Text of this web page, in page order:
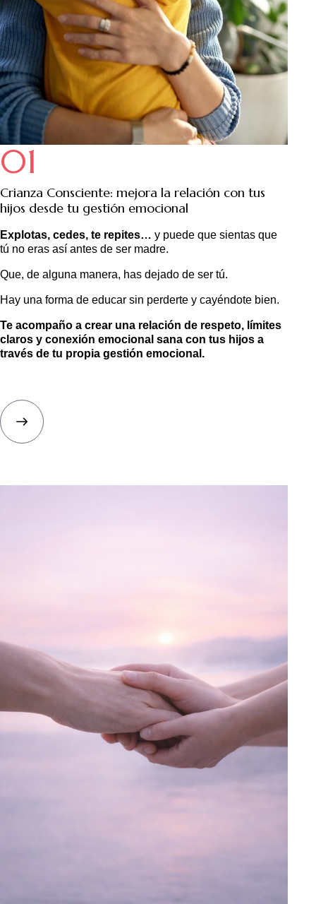
01
Crianza Consciente: mejora la relación con tus
hijos desde tu gestión emocional
Explotas, cedes, te repites… y puede que sientas que
tú no eras así antes de ser madre.
Que, de alguna manera, has dejado de ser tú.
Hay una forma de educar sin perderte y cayéndote bien.
Te acompaño a crear una relación de respeto, límites
claros y conexión emocional sana con tus hijos a
través de tu propia gestión emocional.